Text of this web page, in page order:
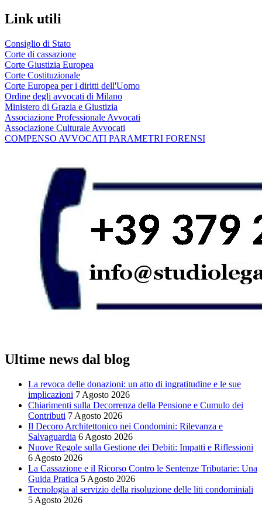
Link utili
Consiglio di Stato
Corte di cassazione
Corte Giustizia Europea
Corte Costituzionale
Corte Europea per i diritti dell'Uomo
Ordine degli avvocati di Milano
Ministero di Grazia e Giustizia
Associazione Professionale Avvocati
Associazione Culturale Avvocati
COMPENSO AVVOCATI PARAMETRI FORENSI
Ultime news dal blog
La revoca delle donazioni: un atto di ingratitudine e le sue
implicazioni 7 Agosto 2026
Chiarimenti sulla Decorrenza della Pensione e Cumulo dei
Contributi 7 Agosto 2026
Il Decoro Architettonico nei Condomini: Rilevanza e
Salvaguardia 6 Agosto 2026
Nuove Regole sulla Gestione dei Debiti: Impatti e Riflessioni
6 Agosto 2026
La Cassazione e il Ricorso Contro le Sentenze Tributarie: Una
Guida Pratica 5 Agosto 2026
Tecnologia al servizio della risoluzione delle liti condominiali
5 Agosto 2026